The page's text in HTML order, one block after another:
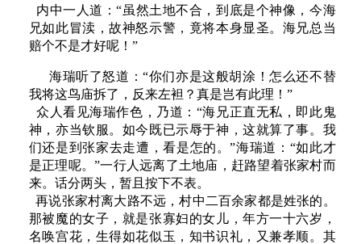
内中一人道：“虽然土地不合，到底是个神像，今海
兄如此冒渎，故神怒示警，竟将本身显圣。海兄总当
赔个不是才好呢！”
海瑞听了怒道：“你们亦是这般胡涂！怎么还不替
我将这鸟庙拆了，反来左袒？真是岂有此理！”
众人看见海瑞作色，乃道：“海兄正直无私，即此鬼
神，亦当钦服。如今既已示辱于神，这就算了事。我
们还是到张家去走遭，看是怎的。”海瑞道：“如此才
是正理呢。”一行人远离了土地庙，赶路望着张家村而
来。话分两头，暂且按下不表。
再说张家村离大路不远，村中二百余家都是姓张的。
那被魔的女子，就是张寡妇的女儿，年方一十六岁，
名唤宫花，生得如花似玉，知书识礼，又兼孝顺。其